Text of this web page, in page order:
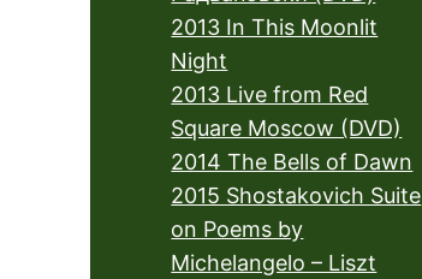
2013 In This Moonlit
Night
2013 Live from Red
Square Moscow (DVD)
2014 The Bells of Dawn
2015 Shostakovich Suite
on Poems by
Michelangelo – Liszt